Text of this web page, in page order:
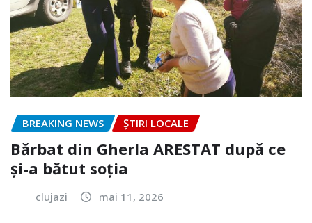
BREAKING NEWS ȘTIRI LOCALE
Bărbat din Gherla ARESTAT după ce
și-a bătut soția
clujazi mai 11, 2026